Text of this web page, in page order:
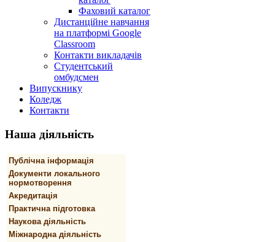
Фаховий каталог
Дистанційне навчання
на платформі Google
Classroom
Контакти викладачів
Студентський
омбудсмен
Випускнику
Коледж
Контакти
Наша діяльність
Публічна інформація
Документи локального
нормотворення
Акредитація
Практична підготовка
Наукова діяльність
Міжнародна діяльність